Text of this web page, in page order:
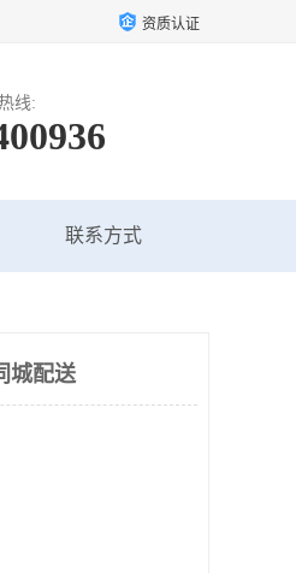
资质认证
线:
联系方式
城配送